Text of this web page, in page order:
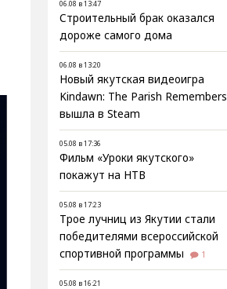
06.08 в 13:47
Строительный брак оказался
дороже самого дома
06.08 в 13:20
Новый якутская видеоигра
Kindawn: The Parish Remembers
вышла в Steam
05.08 в 17:36
Фильм «Уроки якутского»
покажут на НТВ
05.08 в 17:23
Трое лучниц из Якутии стали
победителями всероссийской
спортивной программы
1
05.08 в 16:21